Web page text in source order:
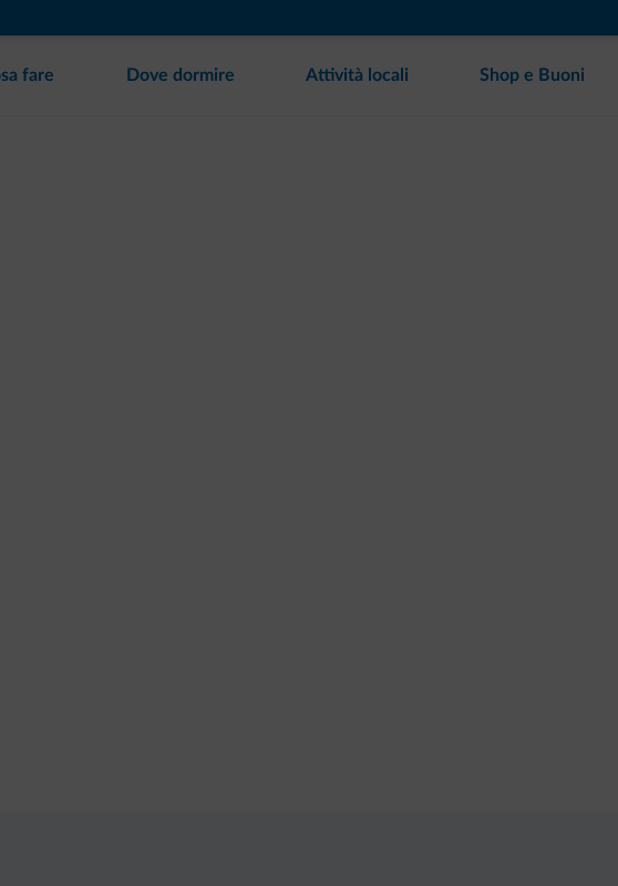
fare Dove dormire Attività locali Shop e Buoni